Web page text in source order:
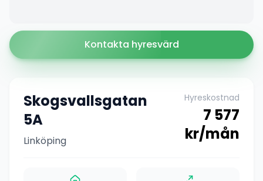
Kontakta hyresvärd
Skogsvallsgatan
5A
Linköping
Hyreskostnad
7 577
kr/mån